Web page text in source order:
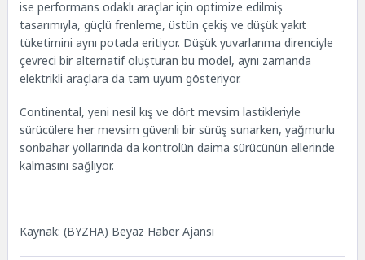
ise performans odaklı araçlar için optimize edilmiş
tasarımıyla, güçlü frenleme, üstün çekiş ve düşük yakıt
tüketimini aynı potada eritiyor. Düşük yuvarlanma direnciyle
çevreci bir alternatif oluşturan bu model, aynı zamanda
elektrikli araçlara da tam uyum gösteriyor.
Continental, yeni nesil kış ve dört mevsim lastikleriyle
sürücülere her mevsim güvenli bir sürüş sunarken, yağmurlu
sonbahar yollarında da kontrolün daima sürücünün ellerinde
kalmasını sağlıyor.
Kaynak: (BYZHA) Beyaz Haber Ajansı